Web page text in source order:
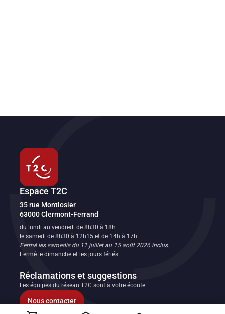
Espace T2C
Transport en commun de l'agglomération clermontoise
35 rue Montlosier
63000Clermont-Ferrand
du lundi au vendredi de 8h30 à 18h
le samedi de 8h30 à 12h15 et de 14h à 17h.
Fermé les samedis du 11 juillet au 15 août 2026 inclus.
Fermé le dimanche et les jours fériés.
Réclamations et suggestions
Les équipes du réseau T2C sont à votre écoute
Nous contacter